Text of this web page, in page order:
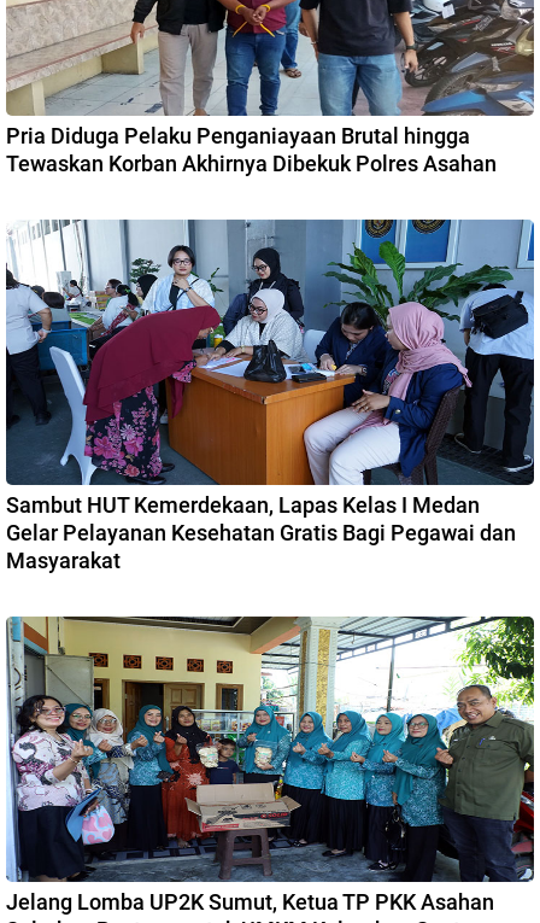
Pria Diduga Pelaku Penganiayaan Brutal hingga
Tewaskan Korban Akhirnya Dibekuk Polres Asahan
Sambut HUT Kemerdekaan, Lapas Kelas I Medan
Gelar Pelayanan Kesehatan Gratis Bagi Pegawai dan
Masyarakat
Jelang Lomba UP2K Sumut, Ketua TP PKK Asahan